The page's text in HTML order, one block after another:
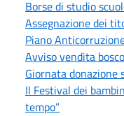
Borse di studio
Assegnazione dei
Piano
Avviso vendita
Giornata donazione
Il Festival dei
tempo”